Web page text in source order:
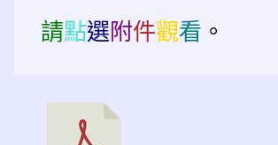
請點選附件觀看 。